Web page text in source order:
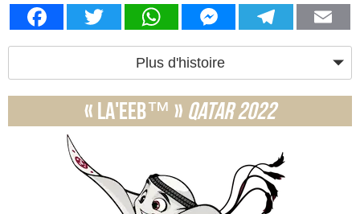
Facebook Twitter WhatsApp Messenger Telegram
Plus d'histoire
« La'eeb™ » Qatar 2022